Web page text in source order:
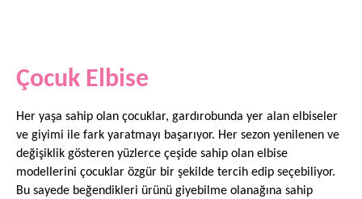
Çocuk Elbise
Her yaşa sahip olan çocuklar, gardırobunda yer alan elbiseler
ve giyimi ile fark yaratmayı başarıyor. Her sezon yenilenen ve
değişiklik gösteren yüzlerce çeşide sahip olan elbise
modellerini çocuklar özgür bir şekilde tercih edip seçebiliyor.
Bu sayede beğendikleri ürünü giyebilme olanağına sahip